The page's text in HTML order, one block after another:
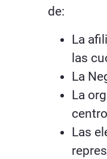
de:
La
las
La
La
Las